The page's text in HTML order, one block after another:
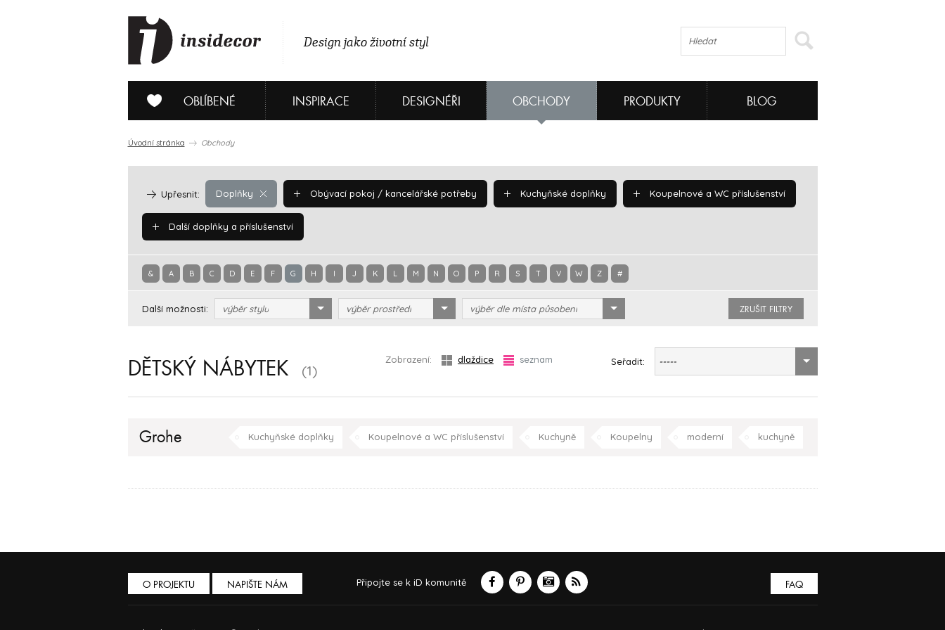
Design jako životní styl
OBLÍBENÉ INSPIRACE DESIGNÉŘI OBCHODY PRODUKTY BLOG
Úvodní stránka Obchody
Doplňky
Upřesnit: Obývací pokoj / kancelářské potřeby Kuchyňské doplňky Koupelnové a WC příslušenství
Další doplňky a příslušenství
& A B C D E F G H I J K L M N O P R S T V W Z #
Další možnosti: výběr stylu výběr prostředí výběr dle místa působení ZRUŠIT FILTRY
DĚTSKÝ NÁBYTEK (1)
Zobrazení: dlaždice seznam Seřadit: -----
Grohe Kuchyňské doplňky Koupelnové a WC příslušenství Kuchyně Koupelny moderní kuchyně
O PROJEKTU NAPIŠTE NÁM Připojte se k iD komunitě FAQ